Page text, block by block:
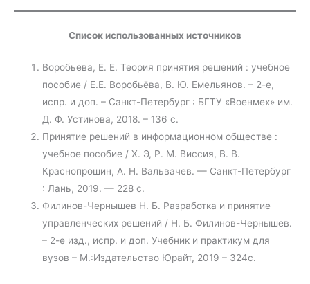
Список использованных источников
Воробьёва, Е. Е. Теория принятия решений : учебное
пособие / Е.Е. Воробьёва, В. Ю. Емельянов. – 2-е,
испр. и доп. – Санкт-Петербург : БГТУ «Военмех» им.
Д. Ф. Устинова, 2018. – 136 с.
Принятие решений в информационном обществе :
учебное пособие / X. Э, Р. М. Виссия, В. В.
Краснопрошин, А. Н. Вальвачев. — Санкт-Петербург
: Лань, 2019. — 228 с.
Филинов-Чернышев Н. Б. Разработка и принятие
управленческих решений / Н. Б. Филинов-Чернышев.
– 2-е изд., испр. и доп. Учебник и практикум для
вузов – М.:Издательство Юрайт, 2019 – 324с.